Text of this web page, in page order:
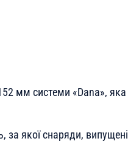
мм системи «Dana», яка
за якої снаряди, випущені